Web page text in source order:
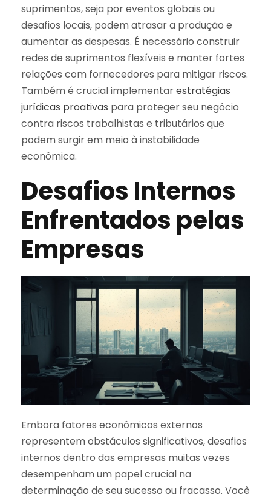
suprimentos, seja por eventos globais ou
desafios locais, podem atrasar a produção e
aumentar as despesas. É necessário construir
redes de suprimentos flexíveis e manter fortes
relações com fornecedores para mitigar riscos.
Também é crucial implementarestratégias
jurídicas proativas para proteger seu negócio
contra riscos trabalhistas e tributários que
podem surgir em meio à instabilidade
econômica.
Desafios Internos
Enfrentados pelas
Empresas
Embora fatores econômicos externos
representem obstáculos significativos, desafios
internos dentro das empresas muitas vezes
desempenham um papel crucial na
determinação de seu sucesso ou fracasso. Você